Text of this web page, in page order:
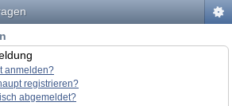
anmelden?
registrieren?
abgemeldet?